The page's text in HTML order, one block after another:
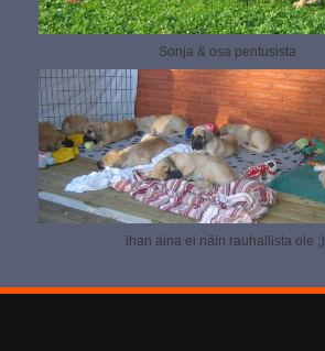
Sonja & osa pentusista
ihan aina ei näin rauhallista ole ;)